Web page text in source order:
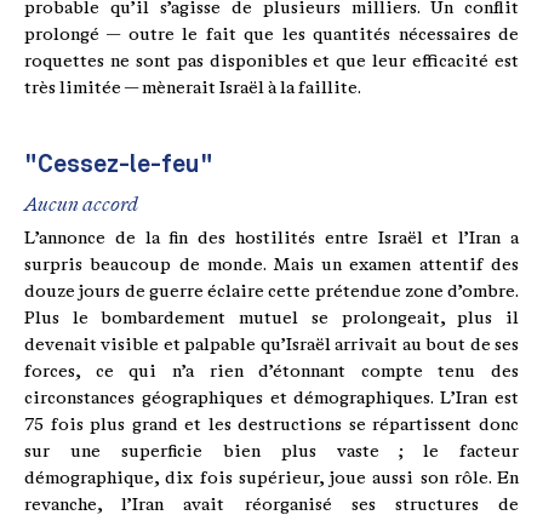
probable qu’il s’agisse de plusieurs milliers. Un conflit
prolongé — outre le fait que les quantités nécessaires de
roquettes ne sont pas disponibles et que leur efficacité est
très limitée — mènerait Israël à la faillite.
"Cessez-le-feu"
Aucun accord
L’annonce de la fin des hostilités entre Israël et l’Iran a
surpris beaucoup de monde. Mais un examen attentif des
douze jours de guerre éclaire cette prétendue zone d’ombre.
Plus le bombardement mutuel se prolongeait, plus il
devenait visible et palpable qu’Israël arrivait au bout de ses
forces, ce qui n’a rien d’étonnant compte tenu des
circonstances géographiques et démographiques. L’Iran est
75 fois plus grand et les destructions se répartissent donc
sur une superficie bien plus vaste ; le facteur
démographique, dix fois supérieur, joue aussi son rôle. En
revanche, l’Iran avait réorganisé ses structures de